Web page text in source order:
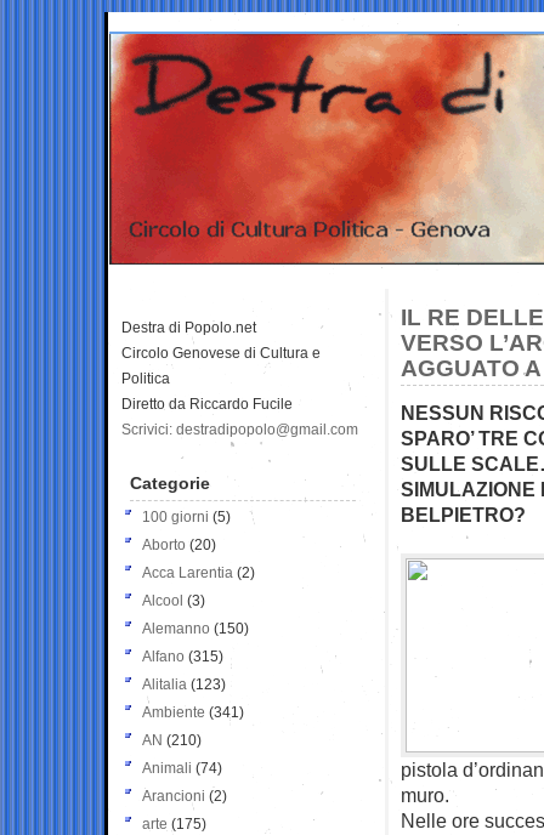
IL RE
VERSO
AGGUATO
NESSUN
SPARO’ TRE
SULLE
SIMULAZIONE
BELPIETRO?
pistola
muro.
Nelle ore
Destra di Popolo.net
Circolo Genovese di Cultura e
Politica
Diretto da Riccardo Fucile
Scrivici: destradipopolo@gmail.com
Categorie
100 giorni (5)
Aborto (20)
Acca Larentia (2)
Alcool (3)
Alemanno (150)
Alfano (315)
Alitalia (123)
Ambiente (341)
AN (210)
Animali (74)
Arancioni (2)
arte (175)